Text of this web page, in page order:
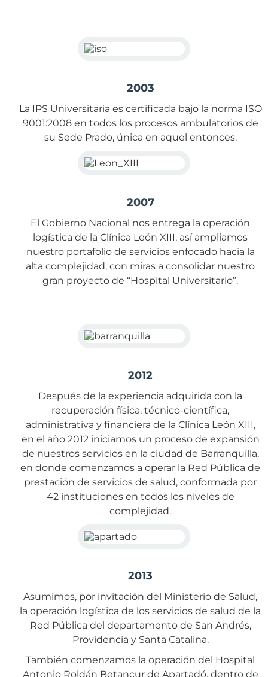
2003
La IPS Universitaria es certificada bajo la norma ISO
9001:2008 en todos los procesos ambulatorios de
su Sede Prado, única en aquel entonces.
2007
El Gobierno Nacional nos entrega la operación
logística de la Clínica León XIII, así ampliamos
nuestro portafolio de servicios enfocado hacia la
alta complejidad, con miras a consolidar nuestro
gran proyecto de “Hospital Universitario”.
2012
Después de la experiencia adquirida con la
recuperación física, técnico-científica,
administrativa y financiera de la Clínica León XIII,
en el año 2012 iniciamos un proceso de expansión
de nuestros servicios en la ciudad de Barranquilla,
en donde comenzamos a operar la Red Pública de
prestación de servicios de salud, conformada por
42 instituciones en todos los niveles de
complejidad.
2013
Asumimos, por invitación del Ministerio de Salud,
la operación logística de los servicios de salud de la
Red Pública del departamento de San Andrés,
Providencia y Santa Catalina.
También comenzamos la operación del Hospital
Antonio Roldán Betancur de Apartadó, dentro de